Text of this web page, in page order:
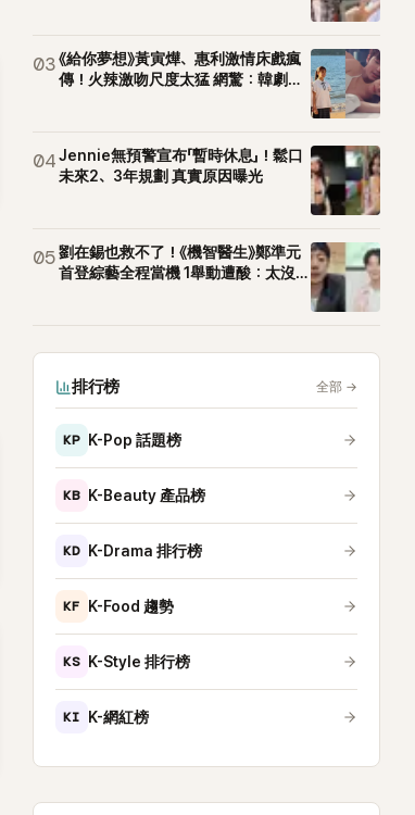
03《給你夢想》黃寅燁、惠利激情床戲瘋
傳！火辣激吻尺度太猛 網驚：韓劇太
04Jennie無預警宣布「暫時休息」！鬆口
未來2、3年規劃 真實原因曝光
05劉在錫也救不了！《機智醫生》鄭準元
首登綜藝全程當機 1舉動遭酸：太沒誠
排行榜 全部 →
KP K-Pop 話題榜
KB K-Beauty 產品榜
KD K-Drama 排行榜
KF K-Food 趨勢
KS K-Style 排行榜
KI K-網紅榜